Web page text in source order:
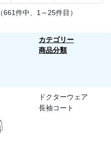
（661件中、1～25件目）
カテゴリー
商品分類
ドクターウェア
長袖コート